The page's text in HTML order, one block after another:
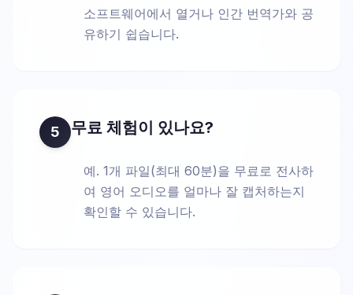
소프트웨어에서 열거나 인간 번역가와 공
유하기 쉽습니다.
5 무료 체험이 있나요?
예. 1개 파일(최대 60분)을 무료로 전사하
여 영어 오디오를 얼마나 잘 캡처하는지
확인할 수 있습니다.